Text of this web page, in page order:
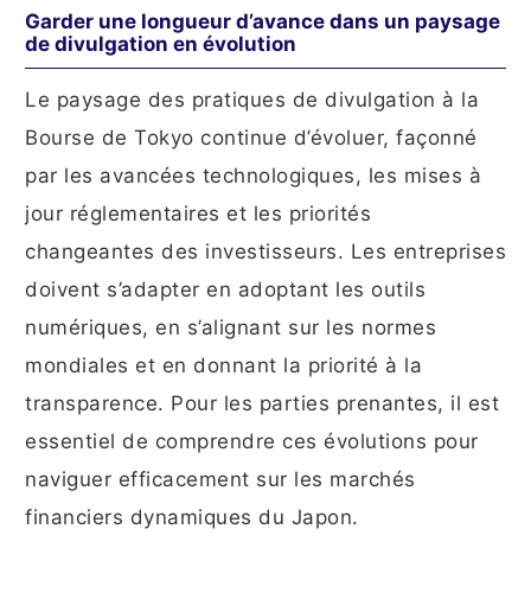
Garder une longueur d’avance dans un paysage
de divulgation en évolution
Le paysage des pratiques de divulgation à la
Bourse de Tokyo continue d’évoluer, façonné
par les avancées technologiques, les mises à
jour réglementaires et les priorités
changeantes des investisseurs. Les entreprises
doivent s’adapter en adoptant les outils
numériques, en s’alignant sur les normes
mondiales et en donnant la priorité à la
transparence. Pour les parties prenantes, il est
essentiel de comprendre ces évolutions pour
naviguer efficacement sur les marchés
financiers dynamiques du Japon.